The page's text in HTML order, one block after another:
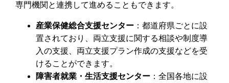
専門機関と連携して進めることもできます。
産業保健総合支援センター ：都道府県ごとに設
置されており、両立支援に関する相談や制度導
入の支援、両立支援プラン作成の支援などを受
けることができます。
障害者就業・生活支援センター ：全国各地に設